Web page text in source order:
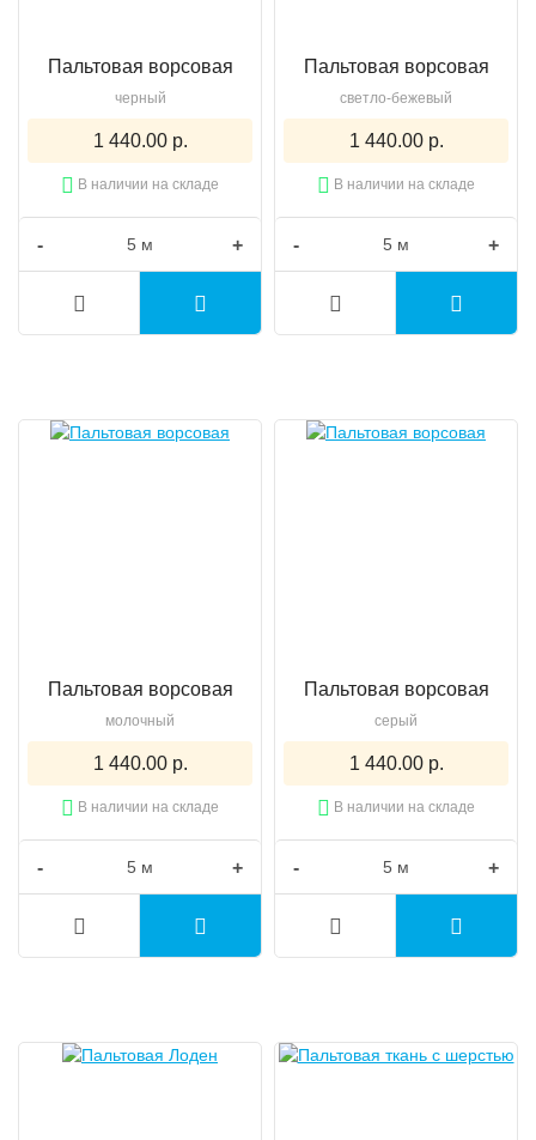
Пальтовая ворсовая
черный
1 440.00 р.
В наличии на складе
- +
Пальтовая ворсовая
светло-бежевый
1 440.00 р.
В наличии на складе
- +
Пальтовая ворсовая
молочный
1 440.00 р.
В наличии на складе
- +
Пальтовая ворсовая
серый
1 440.00 р.
В наличии на складе
- +